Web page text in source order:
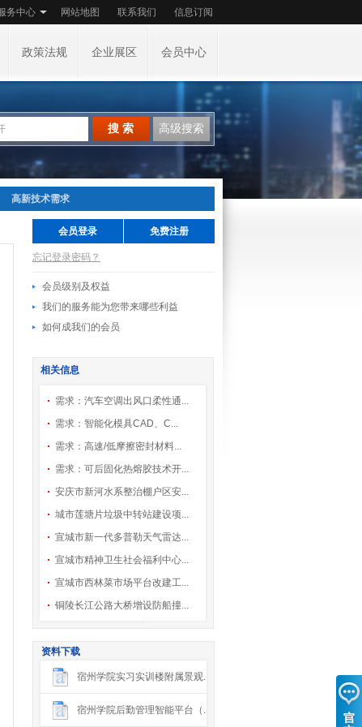
务中心 网站地图 联系我们 信息订阅
政策法规 企业展区 会员中心
搜 索 高级搜索
高新技术需求
会员登录 免费注册
忘记登录密码？
会员级别及权益
我们的服务能为您带来哪些利益
如何成我们的会员
相关信息
需求：汽车空调出风口柔性通...
需求：智能化模具CAD、C...
需求：高速/低摩擦密封材料...
需求：可后固化热熔胶技术开...
安庆市新河水系整治棚户区安...
城市莲塘片垃圾中转站建设项...
宣城市新一代多普勒天气雷达...
宣城市精神卫生社会福利中心...
宣城市西林菜市场平台改建工...
铜陵长江公路大桥增设防船撞...
资料下载
宿州学院实习实训楼附属景观...
宿州学院后勤管理智能平台（...